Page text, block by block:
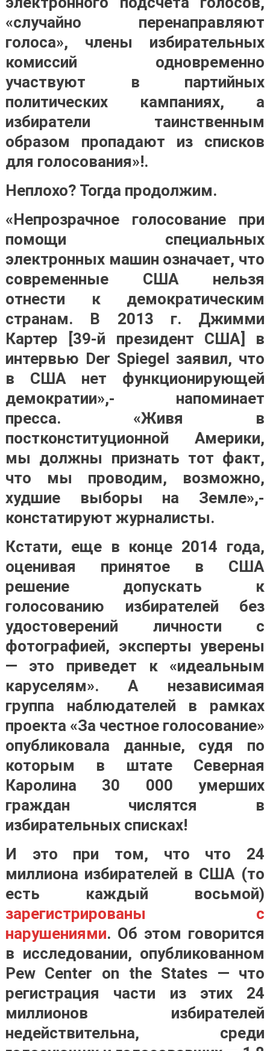
«случайно перенаправляют
голоса», члены избирательных
комиссий одновременно
участвуют в партийных
политических кампаниях, а
избиратели таинственным
образом пропадают из списков
для голосования»!.
Неплохо? Тогда продолжим.
«Непрозрачное голосование при
помощи специальных
электронных машин означает, что
современные США нельзя
отнести к демократическим
странам. В 2013 г. Джимми
Картер [39-й президент США] в
интервью Der Spiegel заявил, что
в США нет функционирующей
демократии»,- напоминает
пресса. «Живя в
постконституционной Америки,
мы должны признать тот факт,
что мы проводим, возможно,
худшие выборы на Земле»,-
констатируют журналисты.
Кстати, еще в конце 2014 года,
оценивая принятое в США
решение допускать к
голосованию избирателей без
удостоверений личности с
фотографией, эксперты уверены
— это приведет к «идеальным
каруселям». А независимая
группа наблюдателей в рамках
проекта «За честное голосование»
опубликовала данные, судя по
которым в штате Северная
Каролина 30 000 умерших
граждан числятся в
избирательных списках!
И это при том, что что 24
миллиона избирателей в США (то
есть каждый восьмой)
зарегистрированы с
нарушениями. Об этом говорится
в исследовании, опубликованном
Pew Center on the States — что
регистрация части из этих 24
миллионов избирателей
недействительна, среди